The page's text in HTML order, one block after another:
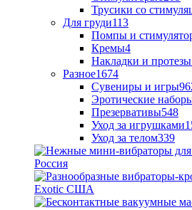
Трусики со
Для груди113
Помпы и
Кремы4
Накладки и протезы
Разное1674
Сувениры и игры
Эротические
Презервативы548
Уход за игрушками
Уход за телом339